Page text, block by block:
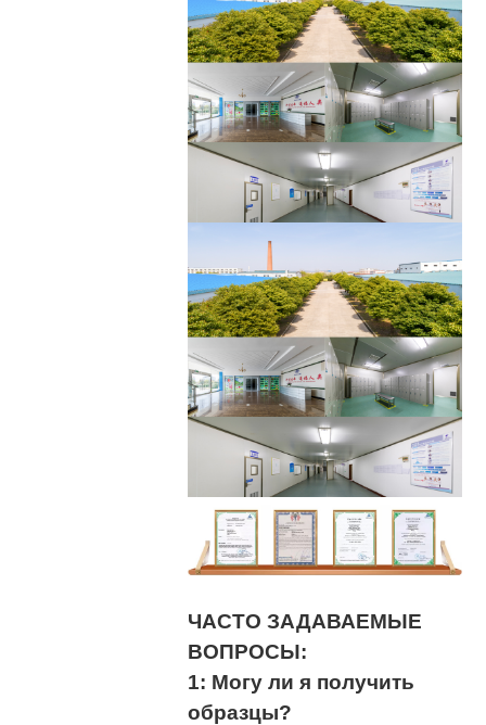
ЧАСТО ЗАДАВАЕМЫЕ
ВОПРОСЫ:
1: Могу ли я получить
образцы?